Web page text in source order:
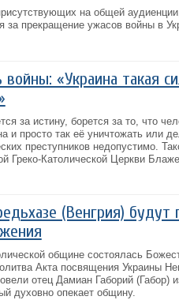
на общей
за прекращение ужасов войны в
«Украина такая
за истину, борется за то, что
и просто так её уничтожать или
преступников недопустимо.
Греко-Католической Церкви
(Венгрия) будут
общине состоялась
Акта посвящения Украины
отец Дамиан Габорий (Габор)
духовно опекает общину.